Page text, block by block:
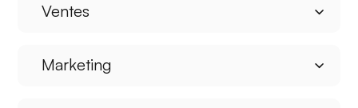
Ventes
Marketing